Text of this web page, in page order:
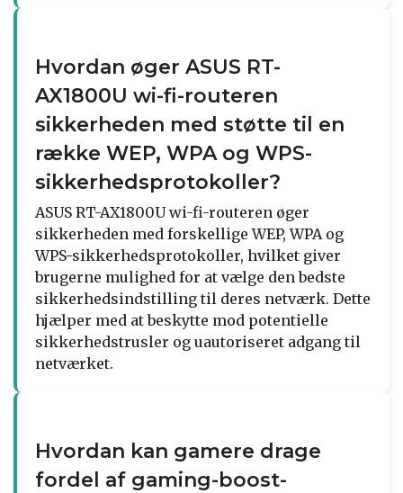
Hvordan øger ASUS RT-
AX1800U wi-fi-routeren
sikkerheden med støtte til en
række WEP, WPA og WPS-
sikkerhedsprotokoller?
ASUS RT-AX1800U wi-fi-routeren øger
sikkerheden med forskellige WEP, WPA og
WPS-sikkerhedsprotokoller, hvilket giver
brugerne mulighed for at vælge den bedste
sikkerhedsindstilling til deres netværk. Dette
hjælper med at beskytte mod potentielle
sikkerhedstrusler og uautoriseret adgang til
netværket.
Hvordan kan gamere drage
fordel af gaming-boost-